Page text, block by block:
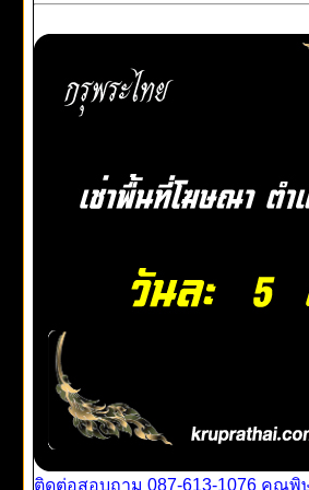
ติดต่อสอบถาม 087-613-1076 คุณ